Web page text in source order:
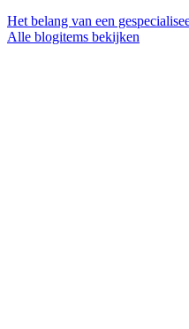
Het belang van een
Alle blogitems bekijken